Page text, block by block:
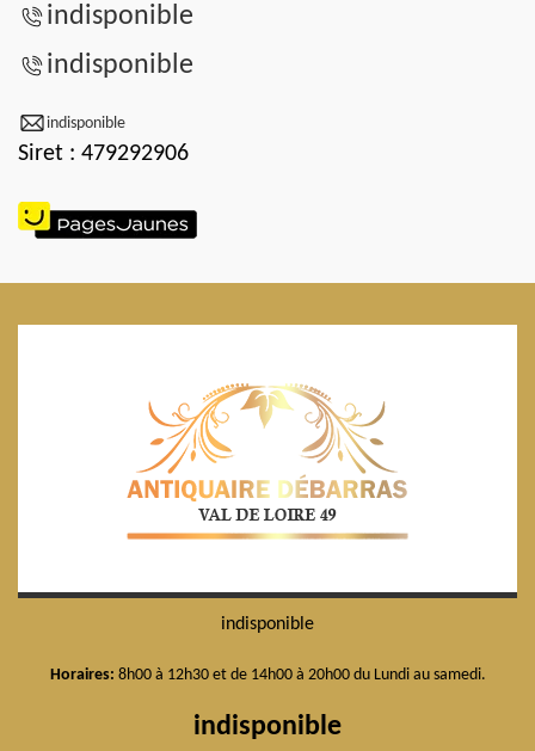
indisponible
indisponible
indisponible
Siret : 479292906
indisponible
Horaires: 8h00 à 12h30 et de 14h00 à 20h00 du Lundi au samedi.
indisponible